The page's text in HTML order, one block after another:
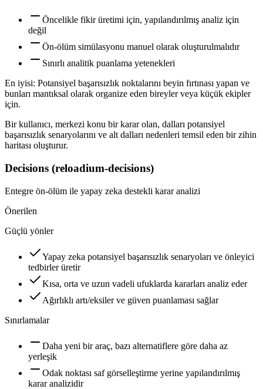
Öncelikle fikir üretimi için, yapılandırılmış analiz için
değil
Ön-ölüm simülasyonu manuel olarak oluşturulmalıdır
Sınırlı analitik puanlama yetenekleri
En iyisi: Potansiyel başarısızlık noktalarını beyin fırtınası yapan ve
bunları mantıksal olarak organize eden bireyler veya küçük ekipler
için.
Bir kullanıcı, merkezi konu bir karar olan, dalları potansiyel
başarısızlık senaryolarını ve alt dalları nedenleri temsil eden bir zihin
haritası oluşturur.
Decisions (reloadium-decisions)
Entegre ön-ölüm ile yapay zeka destekli karar analizi
Önerilen
Güçlü yönler
Yapay zeka potansiyel başarısızlık senaryoları ve önleyici
tedbirler üretir
Kısa, orta ve uzun vadeli ufuklarda kararları analiz eder
Ağırlıklı artı/eksiler ve güven puanlaması sağlar
Sınırlamalar
Daha yeni bir araç, bazı alternatiflere göre daha az
yerleşik
Odak noktası saf görselleştirme yerine yapılandırılmış
karar analizidir